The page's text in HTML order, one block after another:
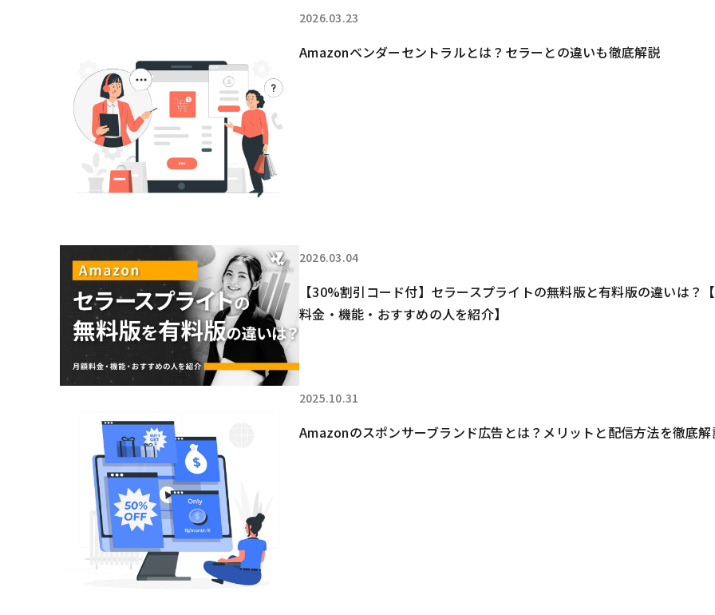
2026.03.23
Amazonベンダーセントラルとは？セラーとの違いも徹底解説
2026.03.04
【30%割引コード付】セラースプライトの無料版と有料版の違いは？
料金・機能・おすすめの人を紹介】
2025.10.31
Amazonのスポンサーブランド広告とは？メリットと配信方法を徹底解